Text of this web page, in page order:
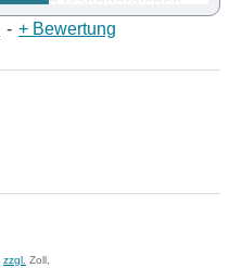
Farben einen
- + Bewertung
zzgl. Zoll,